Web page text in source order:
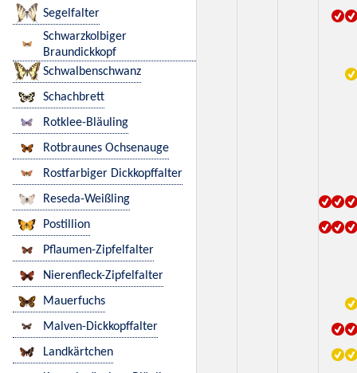
Segelfalter
Schwarzkolbiger
Braundickkopf
Schwalbenschwanz
Schachbrett
Rotklee-Bläuling
Rotbraunes Ochsenauge
Rostfarbiger Dickkopffalter
Reseda-Weißling
Postillion
Pflaumen-Zipfelfalter
Nierenfleck-Zipfelfalter
Mauerfuchs
Malven-Dickkopffalter
Landkärtchen